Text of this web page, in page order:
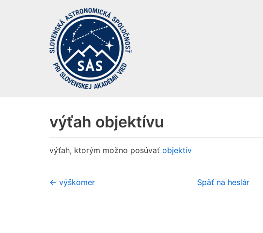
výťah objektívu
výťah, ktorým možno posúvať objektív
← výškomer Späť na heslár